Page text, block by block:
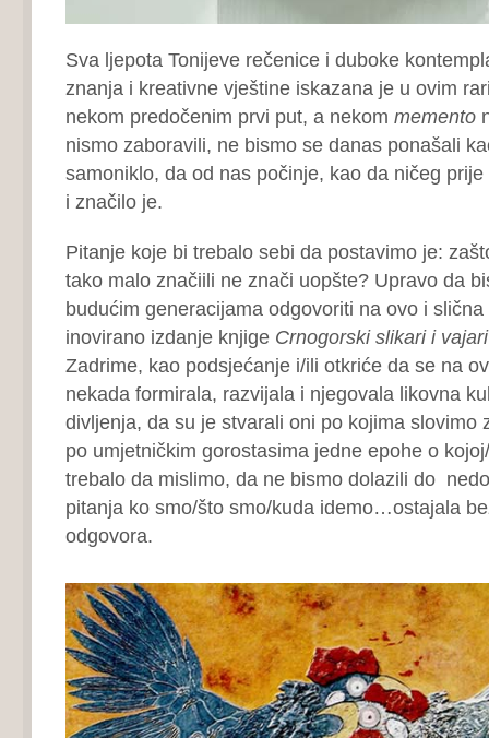
Sva ljepota Tonijeve rečenice i duboke
znanja i kreativne vještine iskazana je u ovim
nekom predočenim prvi put, a nekom memento
nismo zaboravili, ne bismo se danas ponašali
samoniklo, da od nas počinje, kao da ničeg
i značilo je.
Pitanje koje bi trebalo sebi da postavimo je:
tako malo značiili ne znači uopšte? Upravo da
budućim generacijama odgovoriti na ovo i
inovirano izdanje knjige Crnogorski slikari i vajari
Zadrime, kao podsjećanje i/ili otkriće da se na
nekada formirala, razvijala i njegovala likovna
divljenja, da su je stvarali oni po kojima slovimo
po umjetničkim gorostasima jedne epohe o
trebalo da mislimo, da ne bismo dolazili do
pitanja ko smo/što smo/kuda idemo…ostajala
odgovora.